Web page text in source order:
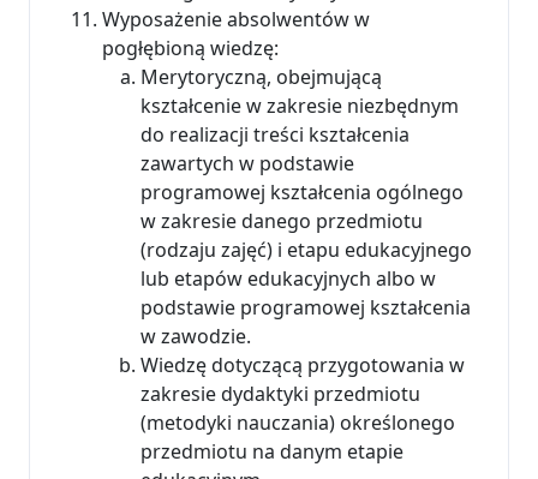
Wyposażenie absolwentów w
pogłębioną wiedzę:
Merytoryczną, obejmującą
kształcenie w zakresie niezbędnym
do realizacji treści kształcenia
zawartych w podstawie
programowej kształcenia ogólnego
w zakresie danego przedmiotu
(rodzaju zajęć) i etapu edukacyjnego
lub etapów edukacyjnych albo w
podstawie programowej kształcenia
w zawodzie.
Wiedzę dotyczącą przygotowania w
zakresie dydaktyki przedmiotu
(metodyki nauczania) określonego
przedmiotu na danym etapie